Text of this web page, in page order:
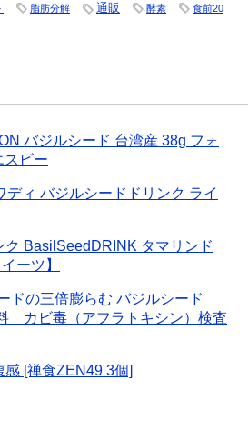
脂肪分解 通販 酵素
食前20
バジルシード 台湾産 38g フォ
スビー
ディ バジルシードドリンク ライ
ク BasilSeedDRINK タマリンド
ーツ】
ドの三倍膨らむ バジルシード
カビ毒（アフラトキシン）検査
感 [禅食ZEN49 3個]